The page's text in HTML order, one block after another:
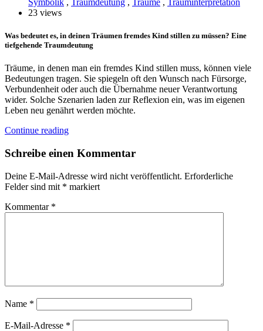
Symbolik , Traumdeutung , Träume ,
Trauminterpretation
23 views
Was bedeutet es, in deinen Träumen fremdes Kind stillen zu müssen? Eine
tiefgehende Traumdeutung
Träume, in denen man ein fremdes Kind stillen muss, können viele
Bedeutungen tragen. Sie spiegeln oft den Wunsch nach Fürsorge,
Verbundenheit oder auch die Übernahme neuer Verantwortung
wider. Solche Szenarien laden zur Reflexion ein, was im eigenen
Leben neu genährt werden möchte.
Continue reading
Schreibe einen Kommentar
Deine E-Mail-Adresse wird nicht veröffentlicht. Erforderliche
Felder sind mit * markiert
Kommentar *
Name *
E-Mail-Adresse *